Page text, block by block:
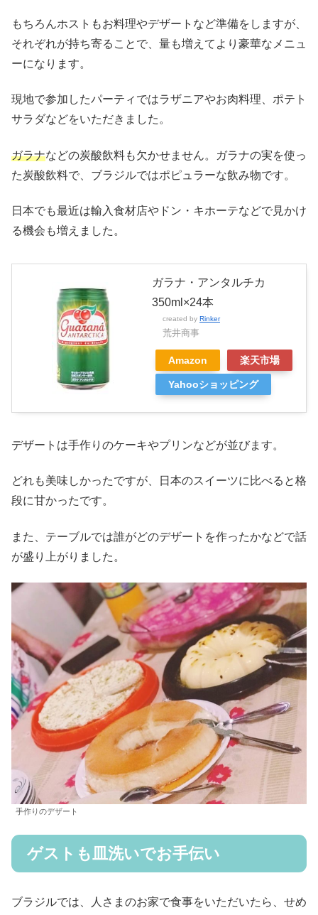
もちろんホストもお料理やデザートなど準備をしますが、
それぞれが持ち寄ることで、量も増えてより豪華なメニュ
ーになります。
現地で参加したパーティではラザニアやお肉料理、ポテト
サラダなどをいただきました。
ガラナなどの炭酸飲料も欠かせません。ガラナの実を使っ
た炭酸飲料で、ブラジルではポピュラーな飲み物です。
日本でも最近は輸入食材店やドン・キホーテなどで見かけ
る機会も増えました。
ガラナ・アンタルチカ
350ml×24本
created by Rinker
荒井商事
Amazon 楽天市場
Yahooショッピング
デザートは手作りのケーキやプリンなどが並びます。
どれも美味しかったですが、日本のスイーツに比べると格
段に甘かったです。
また、テーブルでは誰がどのデザートを作ったかなどで話
が盛り上がりました。
手作りのデザート
ゲストも皿洗いでお手伝い
ブラジルでは、人さまのお家で食事をいただいたら、せめ